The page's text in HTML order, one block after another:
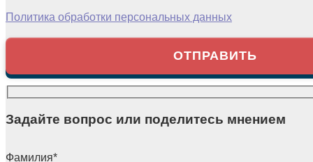
Политика обработки персональных данных
Задайте вопрос или поделитесь мнением
Фамилия*